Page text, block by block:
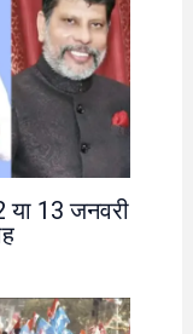
या 13 जनवरी